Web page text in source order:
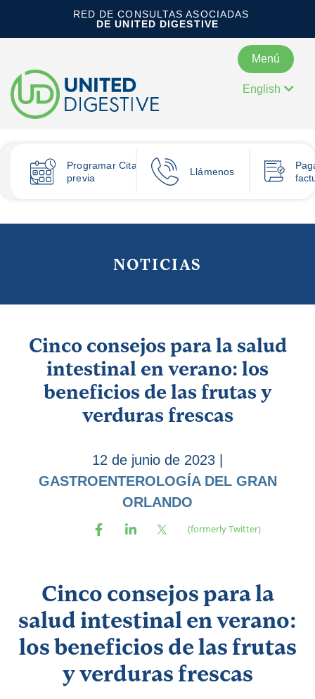
RED DE CONSULTAS ASOCIADAS
DE UNITED DIGESTIVE
Menú
English
ProgramarCita
previa
Llámenos
NOTICIAS
Cinco consejos para la salud
intestinal en verano: los
beneficios de las frutas y
verduras frescas
12 de junio de 2023
GASTROENTEROLOGÍA DEL GRAN
ORLANDO
Cinco consejos para la
salud intestinal en verano:
los beneficios de las frutas
y verduras frescas